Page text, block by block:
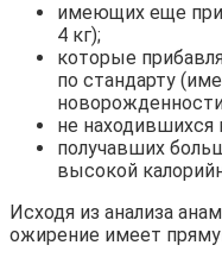
имеющих еще
4 кг);
которые
по стандарту
не находившихся
получавших
высокой
Исходя из анализа
ожирение имеет